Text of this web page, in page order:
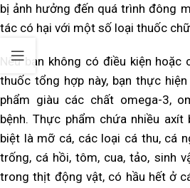
bị ảnh hưởng đến quá trình đông
tác có hại với một số loại thuốc
Nếu bạn không có điều kiện
thuốc tổng hợp này, bạn thực
phẩm giàu các chất omega-3,
bệnh. Thực phẩm chứa nhiều
biệt là mỡ cá, các loại cá thu, cá
trống, cá hồi, tôm, cua, tảo, sinh
trong thịt động vật, có hầu hết ở